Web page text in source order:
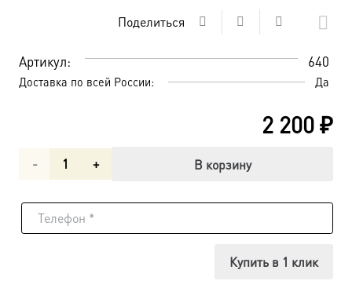
Поделиться
Артикул: 640
Доставка по всей России: Да
2 200₽
Количество
Рождество
В корзину
Купить в 1 клик